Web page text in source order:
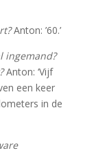
Anton: ’60.’
ingemand?
Anton: ‘Vijf
een keer
in de